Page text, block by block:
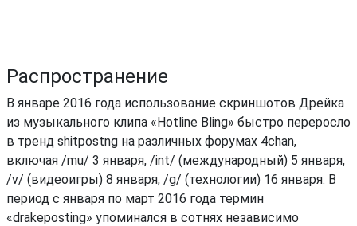
Распространение
В январе 2016 года использование скриншотов Дрейка
из музыкального клипа «Hotline Bling» быстро переросло
в тренд shitpostng на различных форумах 4chan,
включая /mu/ 3 января, /int/ (международный) 5 января,
/v/ (видеоигры) 8 января, /g/ (технологии) 16 января. В
период с января по март 2016 года термин
«drakeposting» упоминался в сотнях независимо